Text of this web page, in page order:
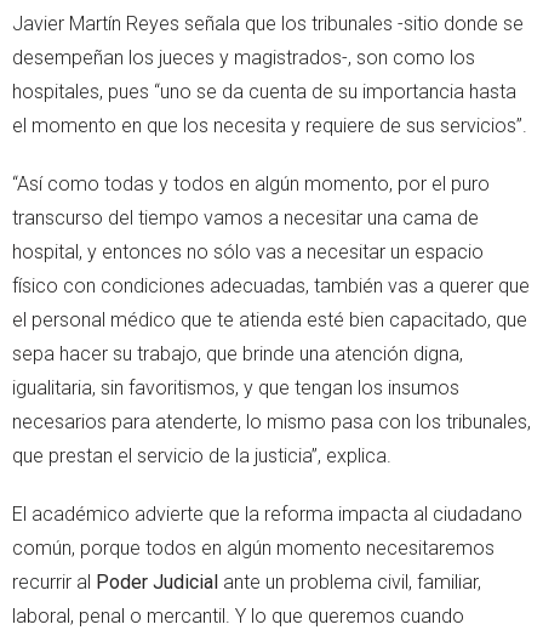
Javier Martín Reyes señala que los tribunales -sitio donde se
desempeñan los jueces y magistrados-, son como los
hospitales, pues “uno se da cuenta de su importancia hasta
el momento en que los necesita y requiere de sus servicios”.
“Así como todas y todos en algún momento, por el puro
transcurso del tiempo vamos a necesitar una cama de
hospital, y entonces no sólo vas a necesitar un espacio
físico con condiciones adecuadas, también vas a querer que
el personal médico que te atienda esté bien capacitado, que
sepa hacer su trabajo, que brinde una atención digna,
igualitaria, sin favoritismos, y que tengan los insumos
necesarios para atenderte, lo mismo pasa con los tribunales,
que prestan el servicio de la justicia”, explica.
El académico advierte que la reforma impacta al ciudadano
común, porque todos en algún momento necesitaremos
recurrir al Poder Judicial ante un problema civil, familiar,
laboral, penal o mercantil. Y lo que queremos cuando